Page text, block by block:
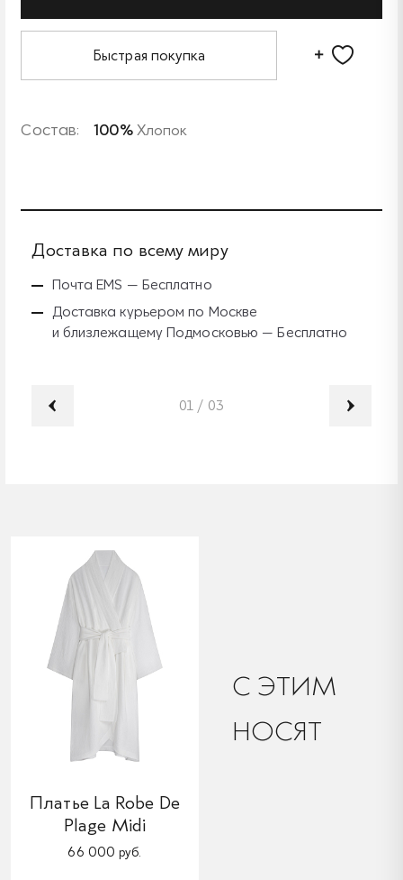
Быстрая покупка
Состав: 100%Хлопок
Доставка по всему миру
Почта EMS — Бесплатно
Доставка курьером по Москве
и близлежащему Подмосковью — Бесплатно
01 / 03
C ЭТИМ
НОСЯТ
Платье La Robe De
Plage Midi
66 000 руб.